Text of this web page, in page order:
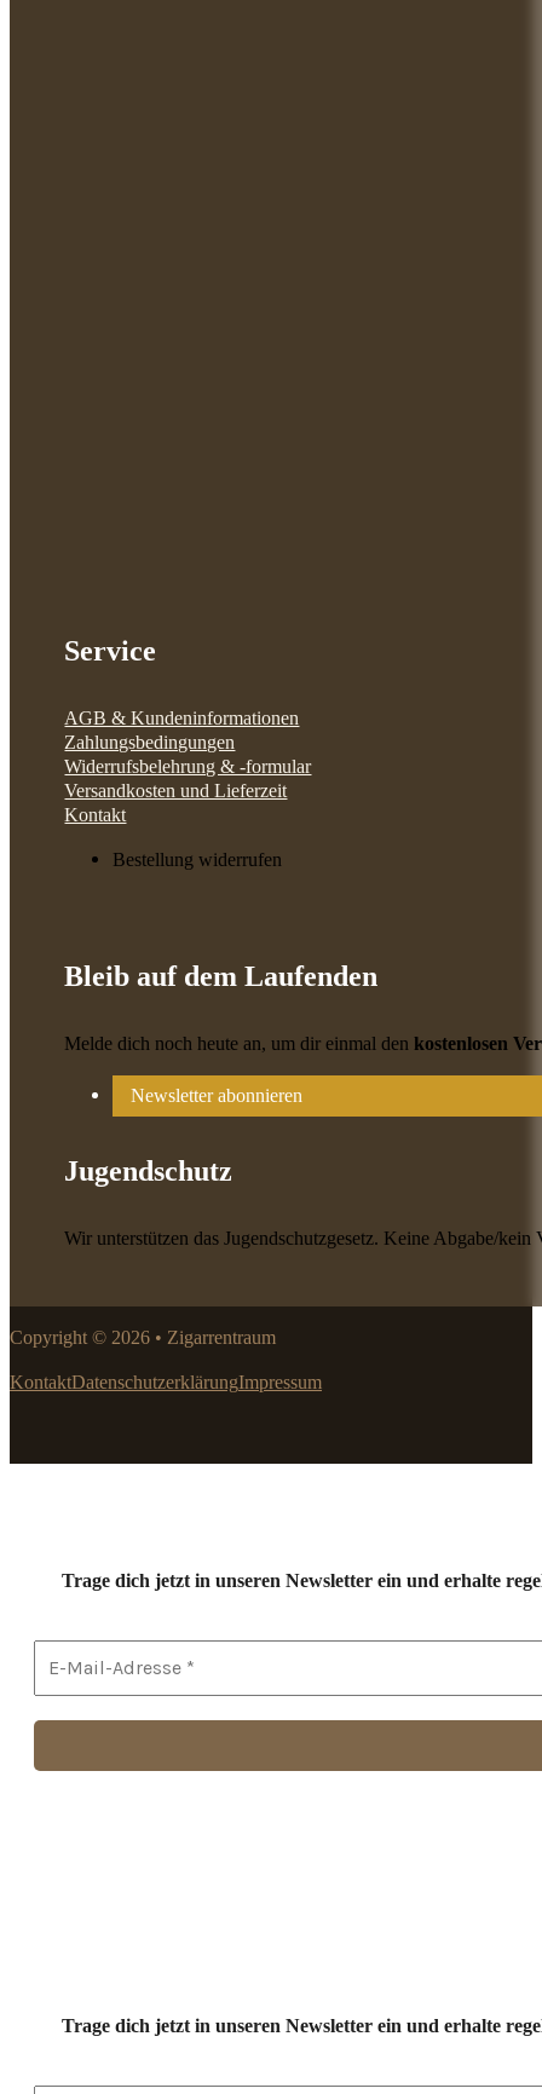
Service
AGB & Kundeninformationen
Zahlungsbedingungen
Widerrufsbelehrung & -formular
Versandkosten und Lieferzeit
Kontakt
Bestellung widerrufen
Bleib auf dem Laufenden
Melde dich noch heute an, um dir einmal denkostenlosen
Newsletter abonnieren
Jugendschutz
Wir unterstützen das Jugendschutzgesetz. Keine Abgabe/
Copyright © 2026 • Zigarrentraum
KontaktDatenschutzerklärungImpressum
Trage dich jetzt in unseren Newsletter ein und erhalte
Trage dich jetzt in unseren Newsletter ein und erhalte